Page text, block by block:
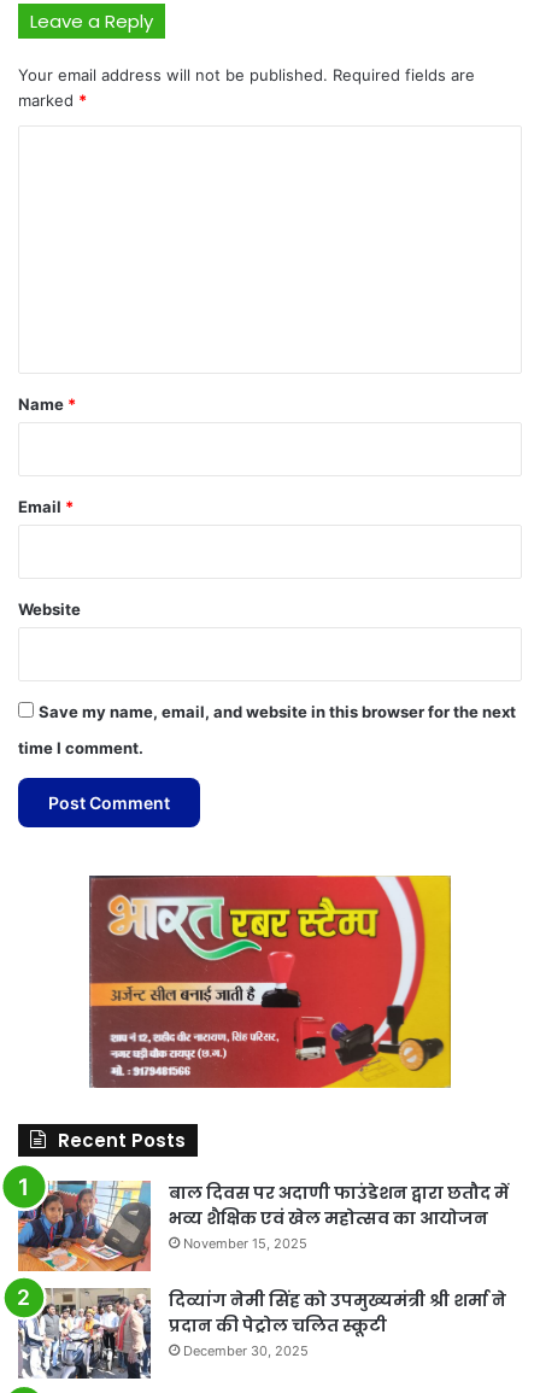
Leave a Reply
Your email address will not be published. Required fields are
marked *
*
Name *
Email *
Website
Save my name, email, and website in this browser for the next
time I comment.
Recent Posts
बाल दिवस पर अदाणी फाउंडेशन द्वारा छतौद में
भव्य शैक्षिक एवं खेल महोत्सव का आयोजन
November 15, 2025
दिव्यांग नेमी सिंह को उपमुख्यमंत्री श्री शर्मा ने
प्रदान की पेट्रोल चलित स्कूटी
December 30, 2025